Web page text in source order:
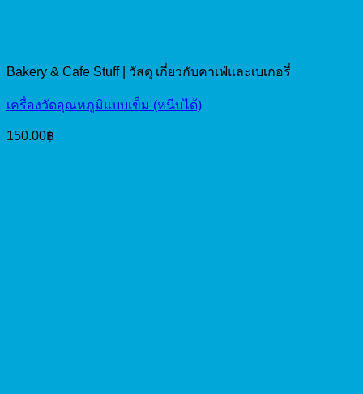
Bakery & Cafe Stuff | วัสดุ เกี่ยวกับคาเฟ่และเบเกอรี่
เครื่องวัดอุณหภูมิแบบเข็ม (หนีบได้)
150.00฿